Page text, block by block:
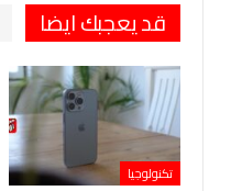
قد يعجبك ايضا
تكنولوجيا